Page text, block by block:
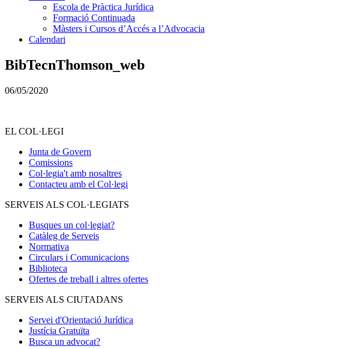
Escola de Pràctica Jurídica
Formació Continuada
Màsters i Cursos d’Accés a l’Advocacia
Calendari
BibTecnThomson_web
06/05/2020
EL COL·LEGI
Junta de Govern
Comissions
Col·legia't amb nosaltres
Contacteu amb el Col·legi
SERVEIS ALS COL·LEGIATS
Busques un col·legiat?
Catàleg de Serveis
Normativa
Circulars i Comunicacions
Biblioteca
Ofertes de treball i altres ofertes
SERVEIS ALS CIUTADANS
Servei d'Orientació Jurídica
Justícia Gratuïta
Busca un advocat?